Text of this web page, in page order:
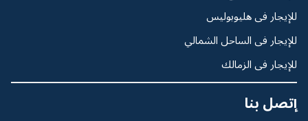
للإيجار فى هليوبوليس
للإيجار فى الساحل الشمالي
للإيجار فى الزمالك
إتصل بنا